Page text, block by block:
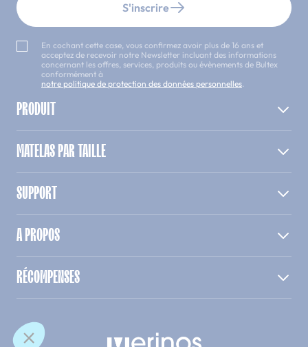
S'inscrire
En cochant cette case, vous confirmez avoir plus de 16 ans et
acceptez de recevoir notre Newsletter incluant des informations
concernant les offres, services, produits ou évènements de Bultex
conformément à
notre politique de protection des données personnelles.
PRODUIT
MATELAS PAR TAILLE
SUPPORT
A PROPOS
RÉCOMPENSES